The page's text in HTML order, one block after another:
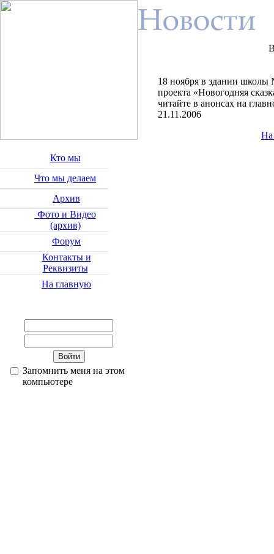
Кто мы
Что мы делаем
Архив
Фото и Видео
(архив)
Форум
Контакты и
Реквизиты
На главную
Запомнить меня на этом
компьютере
18 ноября в здании школы
проекта «Новогодняя
читайте в анонсах на
21.11.2006
На